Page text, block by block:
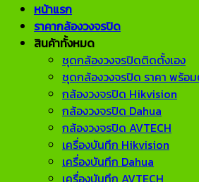
หน้าแรก
ราคากล้องวงจรปิด
สินค้าทั้งหมด
ชุดกล้องวงจรปิดติดตั้งเอง
ชุดกล้องวงจรปิด ราคา พร้อ
กล้องวงจรปิด Hikvision
กล้องวงจรปิด Dahua
กล้องวงจรปิด AVTECH
เครื่องบันทึก Hikvision
เครื่องบันทึก Dahua
เครื่องบันทึก AVTECH